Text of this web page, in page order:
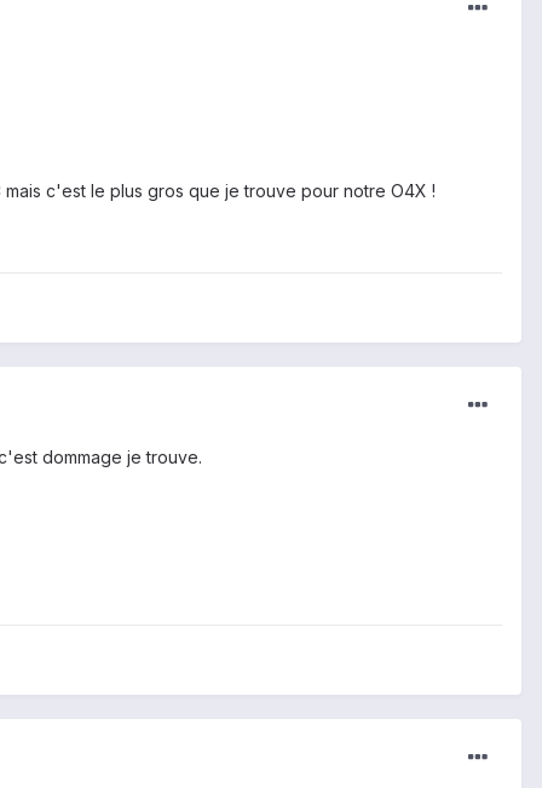
c'est le plus gros que je trouve pour notre O4X !
dommage je trouve.